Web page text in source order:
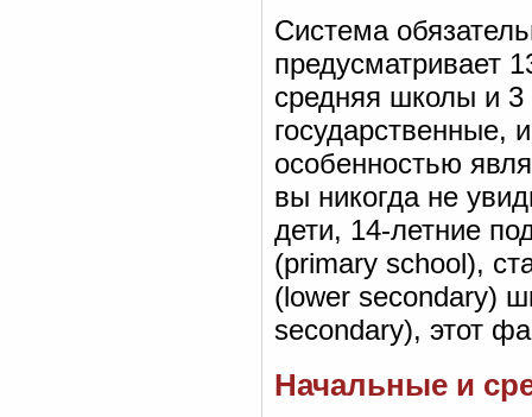
Система
предусматривает
средняя школы и
государственные,
особенностью
вы никогда не
дети, 14-летние
(primary school),
(lower secondary)
secondary), этот
Начальные и